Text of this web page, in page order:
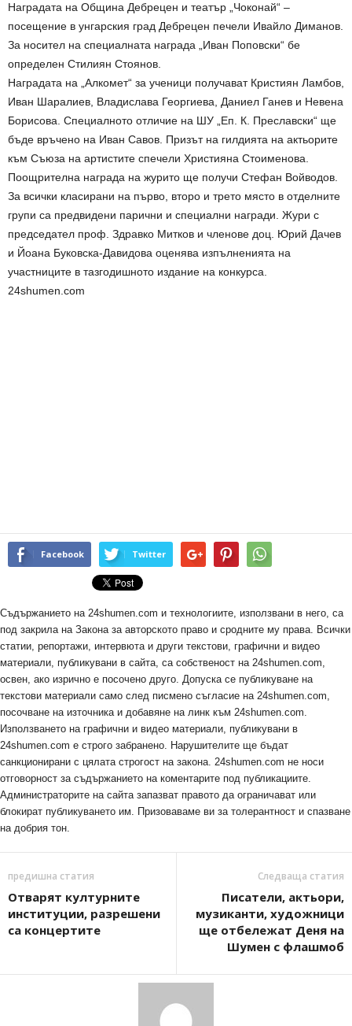
Наградата на Община Дебрецен и театър „Чоконай“ –
посещение в унгарския град Дебрецен печели Ивайло Диманов.
За носител на специалната награда „Иван Поповски“ бе
определен Стилиян Стоянов.
Наградата на „Алкомет“ за ученици получават Кристиян Ламбов,
Иван Шаралиев, Владислава Георгиева, Даниел Ганев и Невена
Борисова. Специалното отличие на ШУ „Еп. К. Преславски“ ще
бъде връчено на Иван Савов. Призът на гилдията на актьорите
към Съюза на артистите спечели Християна Стоименова.
Поощрителна награда на журито ще получи Стефан Войводов.
За всички класирани на първо, второ и трето място в отделните
групи са предвидени парични и специални награди. Жури с
председател проф. Здравко Митков и членове доц. Юрий Дачев
и Йоана Буковска-Давидова оценява изпълненията на
участниците в тазгодишното издание на конкурса.
24shumen.com
Facebook Twitter
Съдържанието на 24shumen.com и технологиите, използвани в него, са
под закрила на Закона за авторското право и сродните му права. Всички
статии, репортажи, интервюта и други текстови, графични и видео
материали, публикувани в сайта, са собственост на 24shumen.com,
освен, ако изрично е посочено друго. Допуска се публикуване на
текстови материали само след писмено съгласие на 24shumen.com,
посочване на източника и добавяне на линк към 24shumen.com.
Използването на графични и видео материали, публикувани в
24shumen.com е строго забранено. Нарушителите ще бъдат
санкционирани с цялата строгост на закона. 24shumen.com не носи
отговорност за съдържанието на коментарите под публикациите.
Администраторите на сайта запазват правото да ограничават или
блокират публикуването им. Призоваваме ви за толерантност и спазване
на добрия тон.
предишна статия
Отварят културните
институции, разрешени
са концертите
Следваща статия
Писатели, актьори,
музиканти, художници
ще отбележат Деня на
Шумен с флашмоб